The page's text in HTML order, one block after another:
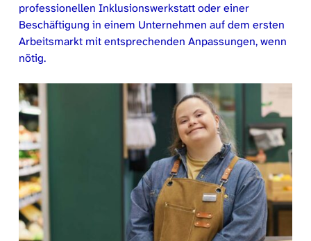
professionellen Inklusionswerkstatt oder einer
Beschäftigung in einem Unternehmen auf dem ersten
Arbeitsmarkt mit entsprechenden Anpassungen, wenn
nötig.